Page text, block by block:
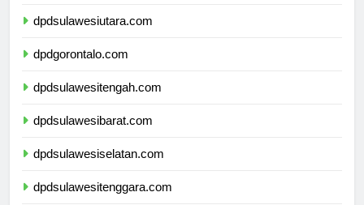
dpdsulawesiutara.com
dpdgorontalo.com
dpdsulawesitengah.com
dpdsulawesibarat.com
dpdsulawesiselatan.com
dpdsulawesitenggara.com